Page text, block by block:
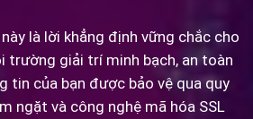
này là lời khẳng định vững chắc cho
trường giải trí minh bạch, an toàn
tin của bạn được bảo vệ qua quy
ngặt và công nghệ mã hóa SSL